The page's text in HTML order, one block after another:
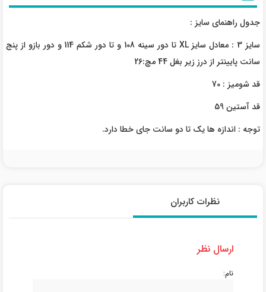
جدول راهنمای سایز :
سایز 3 : معادل سایز XL تا دور سینه 108 و تا دور شکم 114 و دور بازو از پنج
سانت پایینتر از درز زیر بغل 44 مچ:26
قد شومیز : 70
قد آستین 59
توجه : اندازه ها یک تا دو سانت جای خطا دارد.
نظرات کاربران
ارسال نظر
نام: